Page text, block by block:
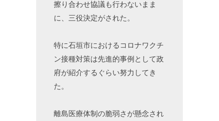
擦り合わせ協議も行わないまま
に、三役決定がされた。
特に石垣市におけるコロナワクチ
ン接種対策は先進的事例として政
府が紹介するぐらい努力してき
た。
離島医療体制の脆弱さが懸念され